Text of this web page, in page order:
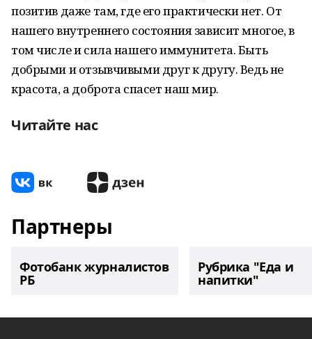
позитив даже там, где его практически нет. От
нашего внутреннего состояния зависит многое, в
том числе и сила нашего иммунитета. Быть
добрыми и отзывчивыми друг к другу. Ведь не
красота, а доброта спасет наш мир.
Читайте нас
Партнеры
Фотобанк журналистов
РБ
Рубрика "Еда и
напитки"